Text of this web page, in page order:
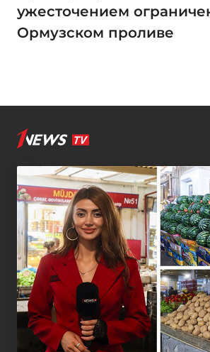
ужесточением
Ормузском проливе